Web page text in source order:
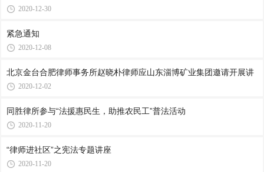
2020-12-30
紧急通知
2020-12-08
北京金台合肥律师事务所赵晓朴律师应山东淄博矿业集团邀请开展讲
2020-12-02
同胜律所参与“法援惠民生，助推农民工”普法活动
2020-11-20
“律师进社区”之宪法专题讲座
2020-11-20